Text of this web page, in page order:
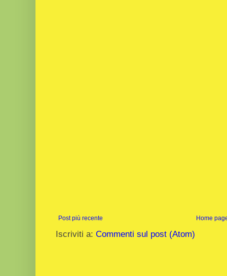
Post più recente Home
Iscriviti a: Commenti sul post (Atom)